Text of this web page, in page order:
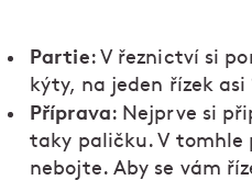
Partie: V řeznictví si
kýty, na jeden řízek asi
Příprava: Nejprve si
taky paličku. V tomhle
nebojte. Aby se vám